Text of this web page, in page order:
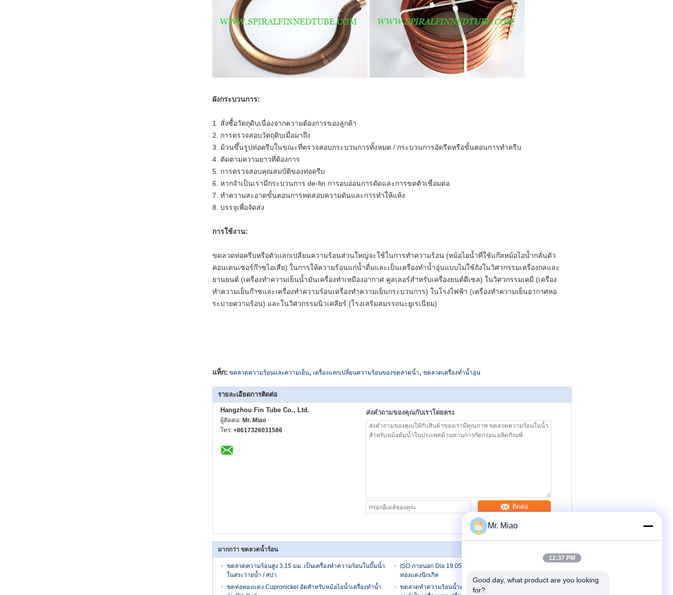
ผังกระบวนการ:
1. สั่งซื้อวัตถุดิบเนื่องจากความต้องการของลูกค้า
2. การตรวจสอบวัตถุดิบเมื่อมาถึง
3. ม้วนขึ้นรูปท่อครีบในขณะที่ตรวจสอบกระบวนการทั้งหมด / กระบวนการอัดรีดหรือขั้นตอนการทำครีบ
4. ตัดตามความยาวที่ต้องการ
5. การตรวจสอบคุณสมบัติของท่อครีบ
6. หากจำเป็นเรามีกระบวนการ de-fin การอบอ่อนการดัดและการขดตัวเชื่อมต่อ
7. ทำความสะอาดขั้นตอนการทดสอบความดันและการทำให้แห้ง
8. บรรจุเพื่อจัดส่ง
การใช้งาน:
ขดลวดท่อครีบหรือตัวแลกเปลี่ยนความร้อนส่วนใหญ่จะใช้ในการทำความร้อน (หม้อไอน้ำที่ใช้แก๊สหม้อไอน้ำกลั่นตัว
คอนเดนเซอร์ก๊าซไอเสีย) ในการให้ความร้อนแก่น้ำดื่มและเป็นเครื่องทำน้ำอุ่นแบบไม่ใช้ถังในวิศวกรรมเครื่องกลและ
ยานยนต์ (เครื่องทำความเย็นน้ำมันเครื่องทำเหมืองอากาศ คูลเลอร์สำหรับเครื่องยนต์ดีเซล) ในวิศวกรรมเคมี (เครื่อง
ทำความเย็นก๊าซและเครื่องทำความร้อนเครื่องทำความเย็นกระบวนการ) ในโรงไฟฟ้า (เครื่องทำความเย็นอากาศหอ
ระบายความร้อน) และในวิศวกรรมนิวเคลียร์ (โรงเสริมสมรรถนะยูเรเนียม)
แท็ก: ขดลวดความร้อนและความเย็น, เครื่องแลกเปลี่ยนความร้อนของขดลวดน้ำ, ขดลวดเครื่องทำน้ำอุ่น
รายละเอียดการติดต่อ
Hangzhou Fin Tube Co., Ltd.
ผู้ติดต่อ: Mr. Miao
โทร: +8617326031586
ส่งคำถามของคุณกับเราโดยตรง
ติดต่อ
มากกว่า ขดลวดน้ำร้อน
ขดลวดความร้อนสูง 3.15 มม. เป็นเครื่องทำความร้อนในปั๊มน้ำ
ในสระว่ายน้ำ / สปา
ISO ภายนอก Dia 19.05MM Finned Tube Coils ทองแดงหรือ
ทองแดงนิกเกิล
ขดท่อทองแดง Cupronickel อัดสำหรับหม้อไอน้ำเครื่องทำน้ำ
ขดลวดทำความร้อนน้ำอลูมิเนียม / ทองแดงในวิศวกรรมยาน
Mr. Miao
12:37 PM
Good day, what product are you looking
for?